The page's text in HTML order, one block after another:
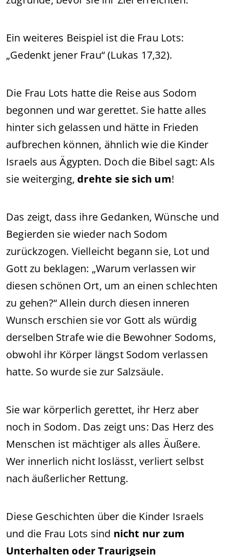
Ein weiteres Beispiel ist die Frau Lots:
„Gedenkt jener Frau“ (Lukas 17,32).
Die Frau Lots hatte die Reise aus Sodom
begonnen und war gerettet. Sie hatte alles
hinter sich gelassen und hätte in Frieden
aufbrechen können, ähnlich wie die Kinder
Israels aus Ägypten. Doch die Bibel sagt: Als
sie weiterging, drehte sie sich um!
Das zeigt, dass ihre Gedanken, Wünsche und
Begierden sie wieder nach Sodom
zurückzogen. Vielleicht begann sie, Lot und
Gott zu beklagen: „Warum verlassen wir
diesen schönen Ort, um an einen schlechten
zu gehen?“ Allein durch diesen inneren
Wunsch erschien sie vor Gott als würdig
derselben Strafe wie die Bewohner Sodoms,
obwohl ihr Körper längst Sodom verlassen
hatte. So wurde sie zur Salzsäule.
Sie war körperlich gerettet, ihr Herz aber
noch in Sodom. Das zeigt uns: Das Herz des
Menschen ist mächtiger als alles Äußere.
Wer innerlich nicht loslässt, verliert selbst
nach äußerlicher Rettung.
Diese Geschichten über die Kinder Israels
und die Frau Lots sind nicht nur zum
Unterhalten oder Traurigsein